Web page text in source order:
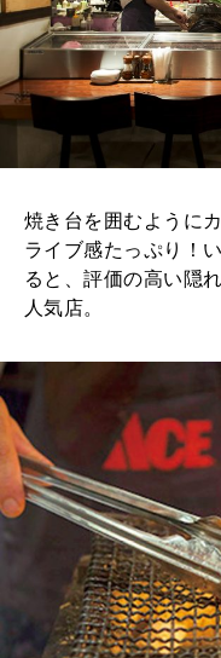
2026年4月号「
2026年3月
2026年2月号
2025年12
焼き台を囲むように
ライブ感たっぷり！
ると、評価の高い隠
人気店。